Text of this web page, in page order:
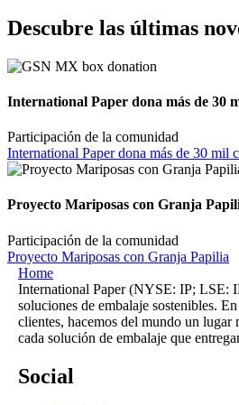
Descubre las últimas
International Paper dona más de 30
Participación de la comunidad
International Paper dona más de 30 mil
Proyecto Mariposas con Granja
Participación de la comunidad
Proyecto Mariposas con Granja Papilia
Home
International Paper (NYSE: IP; LSE:
soluciones de embalaje sostenibles.
clientes, hacemos del mundo un lugar
cada solución de embalaje que
Social